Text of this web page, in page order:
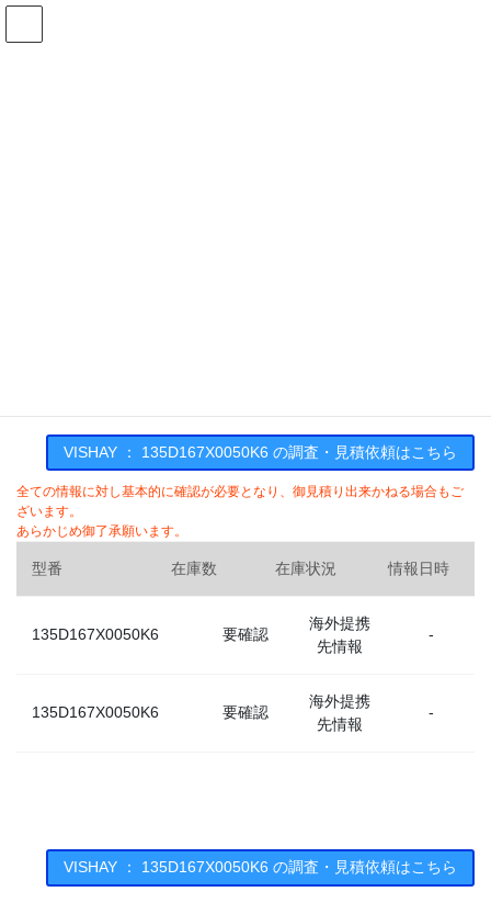
コ
ナ
VISHAY ： 135D167X0050K6 の調査・見積依頼はこちら
全ての情報に対し基本的に確認が必要となり、御見積り出来かねる場合もご
ざいます。
あらかじめ御了承願います。
型番 在庫数 在庫状況 情報日時
135D167X0050K6 要確認
海外提携
先情報
-
135D167X0050K6 要確認
海外提携
先情報
-
VISHAY ： 135D167X0050K6 の調査・見積依頼はこちら